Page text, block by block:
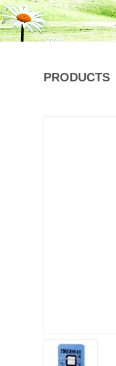
PRODUCTS